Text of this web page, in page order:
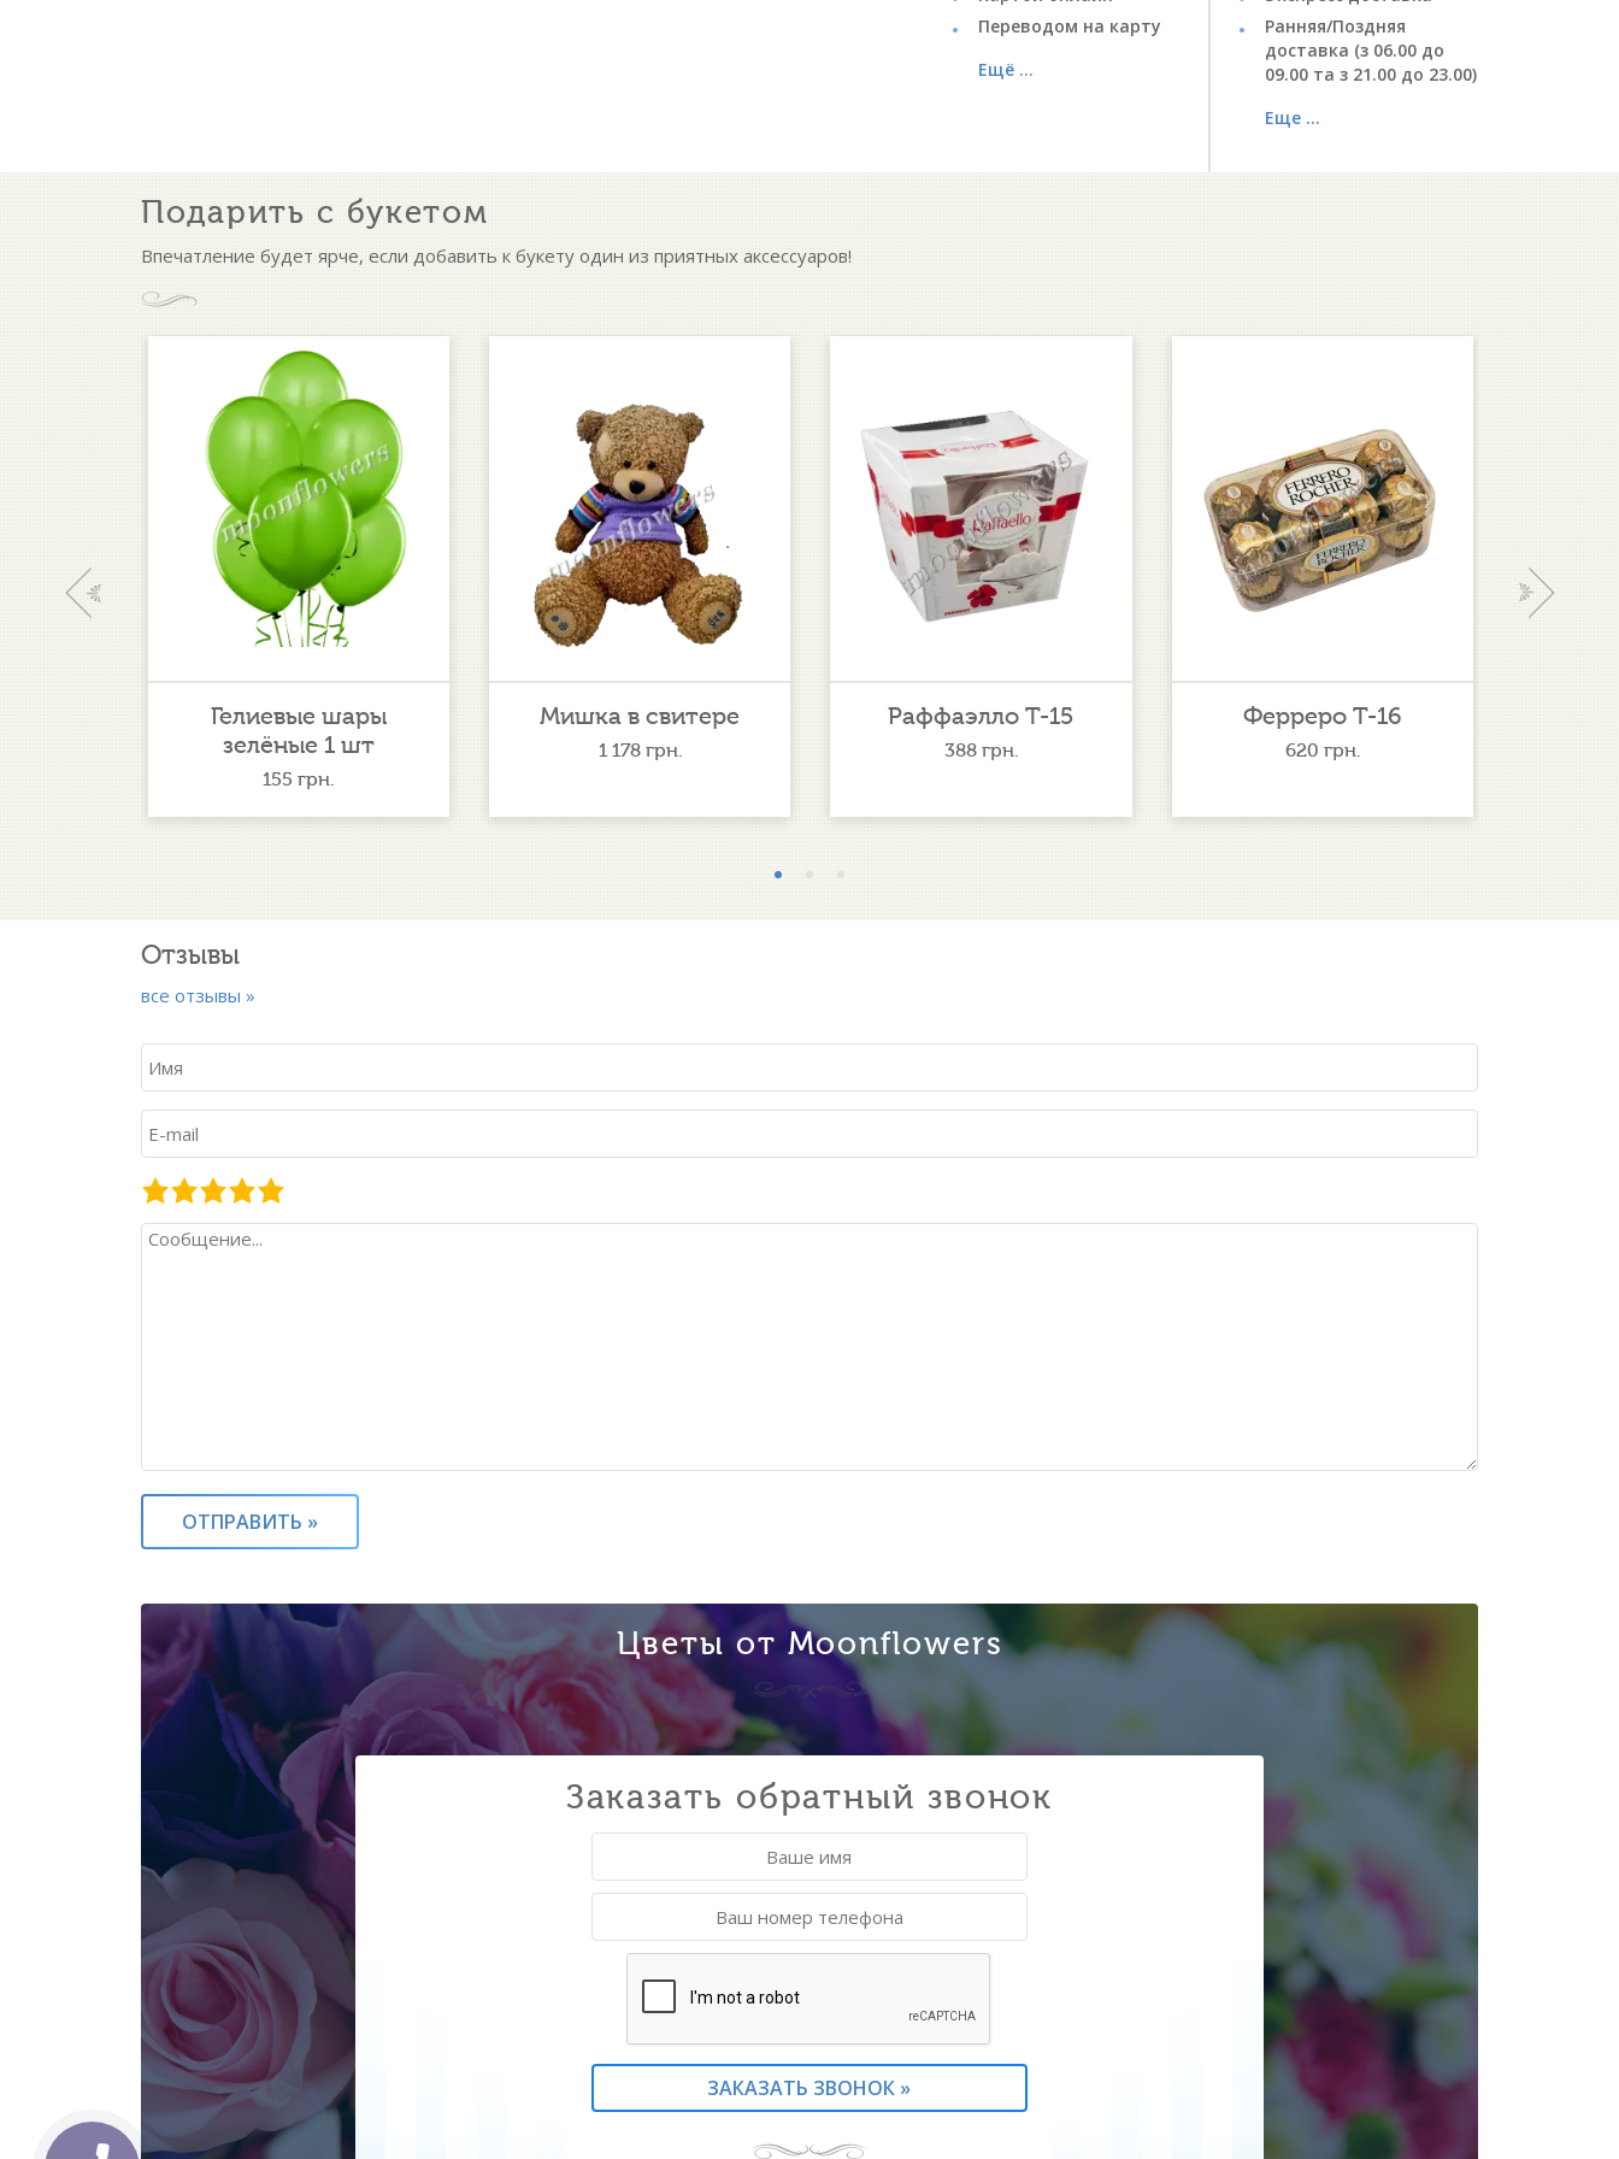
Переводом на карту
Ещё ...
Ранняя/Поздняя
доставка (з 06.00 до
09.00 та з 21.00 до 23.00)
Еще ...
Подарить с букетом
Впечатление будет ярче, если добавить к букету один из приятных аксессуаров!
Гелиевые шары
зелёные 1 шт
155грн.
Мишка в свитере
1 178 грн.
Раффаэлло Т-15
388 грн.
Ферреро Т-16
620 грн.
‹ ›
Отзывы
все отзывы »
Цветы от Moonflowers
Заказать обратный звонок